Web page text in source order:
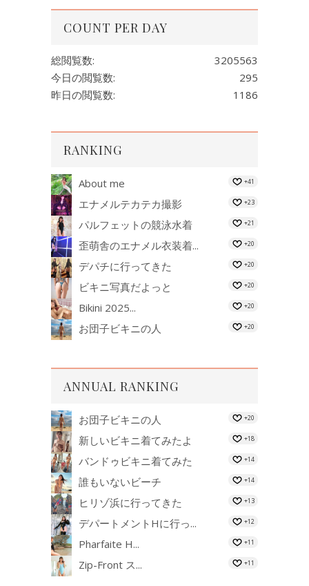
COUNT PER DAY
3205563
総閲覧数:
295
今日の閲覧数:
1186
昨日の閲覧数:
RANKING
About me +41
エナメルテカテカ撮影 +23
パルフェットの競泳水着 +21
歪萌舎のエナメル衣装着... +20
デパチに行ってきた +20
ビキニ写真だよっと +20
Bikini 2025... +20
お団子ビキニの人 +20
ANNUAL RANKING
お団子ビキニの人 +20
新しいビキニ着てみたよ +18
バンドゥビキニ着てみた +14
誰もいないビーチ +14
ヒリゾ浜に行ってきた +13
デパートメントHに行っ... +12
Pharfaite H... +11
Zip-Front ス... +11